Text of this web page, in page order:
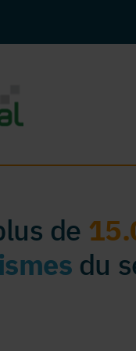
de
du